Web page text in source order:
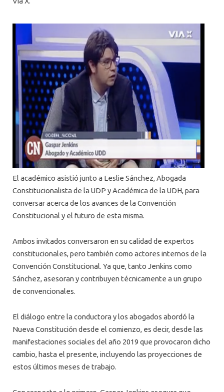
El académico asistió junto a Leslie Sánchez, Abogada
Constitucionalista de la UDP y Académica de la UDH, para
conversar acerca de los avances de la Convención
Constitucional y el futuro de esta misma.
Ambos invitados conversaron en su calidad de expertos
constitucionales, pero también como actores internos de la
Convención Constitucional. Ya que, tanto Jenkins como
Sánchez, asesoran y contribuyen técnicamente a un grupo
de convencionales.
El diálogo entre la conductora y los abogados abordó la
Nueva Constitución desde el comienzo, es decir, desde las
manifestaciones sociales del año 2019 que provocaron dicho
cambio, hasta el presente, incluyendo las proyecciones de
estos últimos meses de trabajo.